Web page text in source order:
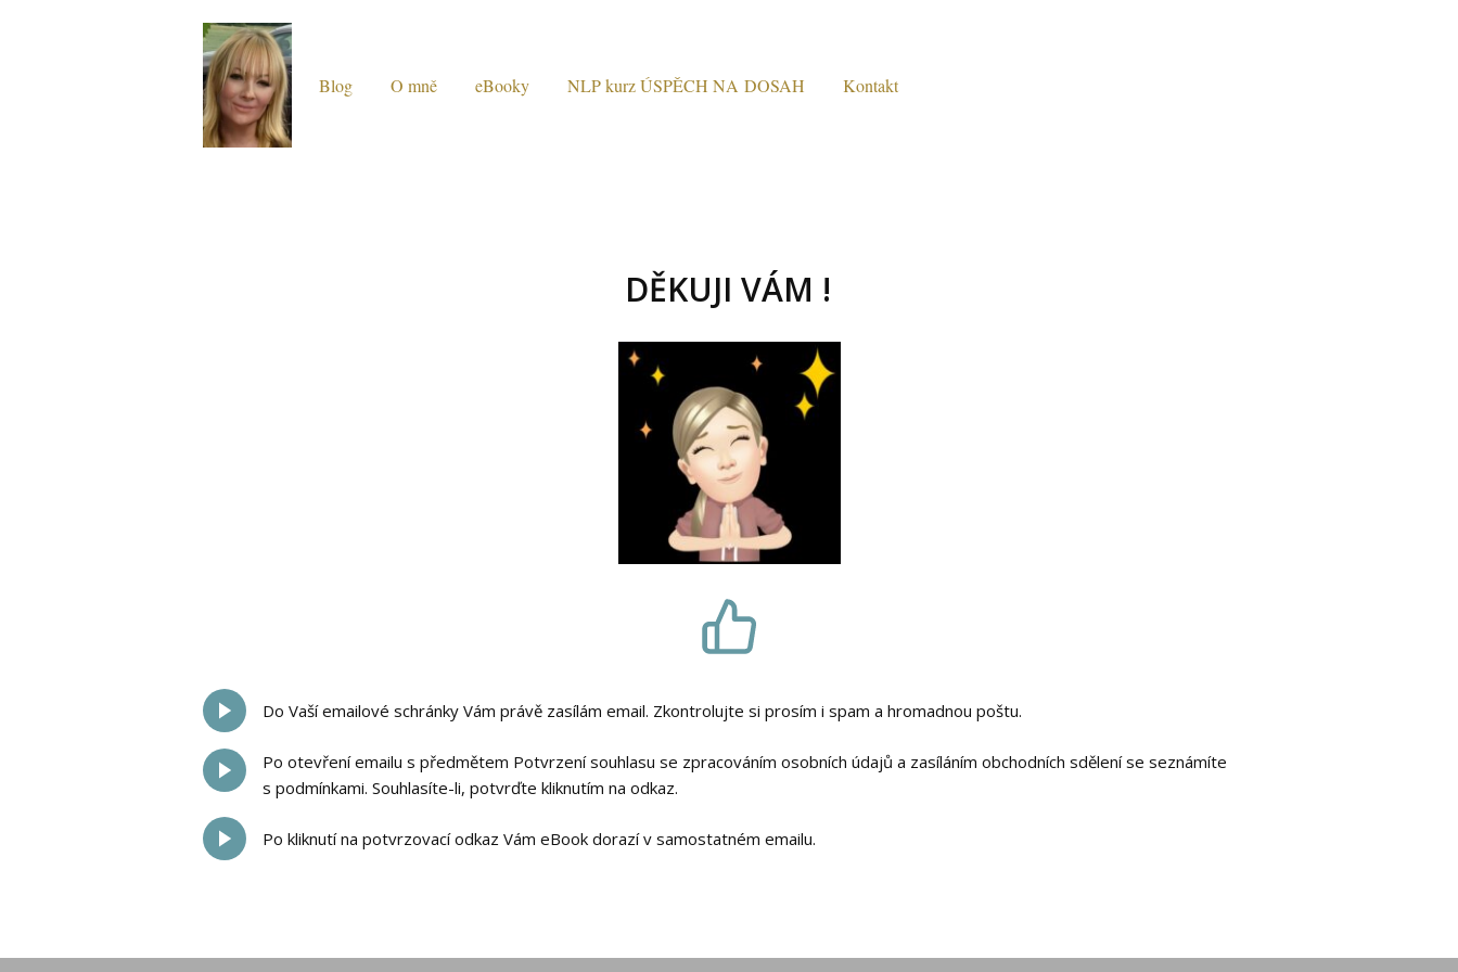
Blog O mně eBooky NLP kurz ÚSPĚCH NA DOSAH Kontakt
DĚKUJI VÁM !
Do Vaší emailové schránky Vám právě zasílám email. Zkontrolujte si prosím i spam a hromadnou poštu.
Po otevření emailu s předmětem Potvrzení souhlasu se zpracováním osobních údajů a zasíláním obchodních sdělení se seznámíte
s podmínkami. Souhlasíte-li, potvrďte kliknutím na odkaz.
Po kliknutí na potvrzovací odkaz Vám eBook dorazí v samostatném emailu.